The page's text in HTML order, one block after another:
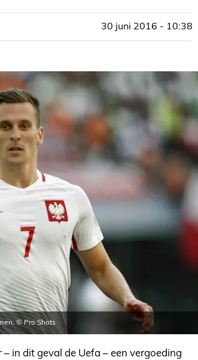
30 juni 2016 - 10:38
© Pro Shots
in dit geval de Uefa – een vergoeding